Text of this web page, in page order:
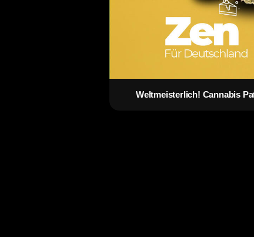
Weltmeisterlich! Cannabis